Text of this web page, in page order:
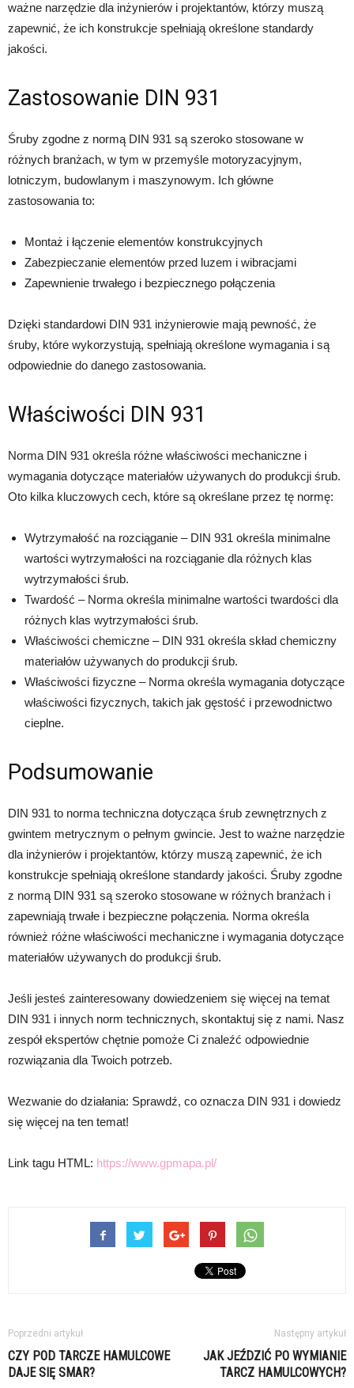
ważne narzędzie dla inżynierów i projektantów, którzy muszą
zapewnić, że ich konstrukcje spełniają określone standardy
jakości.
Zastosowanie DIN 931
Śruby zgodne z normą DIN 931 są szeroko stosowane w
różnych branżach, w tym w przemyśle motoryzacyjnym,
lotniczym, budowlanym i maszynowym. Ich główne
zastosowania to:
Montaż i łączenie elementów konstrukcyjnych
Zabezpieczanie elementów przed luzem i wibracjami
Zapewnienie trwałego i bezpiecznego połączenia
Dzięki standardowi DIN 931 inżynierowie mają pewność, że
śruby, które wykorzystują, spełniają określone wymagania i są
odpowiednie do danego zastosowania.
Właściwości DIN 931
Norma DIN 931 określa różne właściwości mechaniczne i
wymagania dotyczące materiałów używanych do produkcji śrub.
Oto kilka kluczowych cech, które są określane przez tę normę:
Wytrzymałość na rozciąganie – DIN 931 określa minimalne
wartości wytrzymałości na rozciąganie dla różnych klas
wytrzymałości śrub.
Twardość – Norma określa minimalne wartości twardości dla
różnych klas wytrzymałości śrub.
Właściwości chemiczne – DIN 931 określa skład chemiczny
materiałów używanych do produkcji śrub.
Właściwości fizyczne – Norma określa wymagania dotyczące
właściwości fizycznych, takich jak gęstość i przewodnictwo
cieplne.
Podsumowanie
DIN 931 to norma techniczna dotycząca śrub zewnętrznych z
gwintem metrycznym o pełnym gwincie. Jest to ważne narzędzie
dla inżynierów i projektantów, którzy muszą zapewnić, że ich
konstrukcje spełniają określone standardy jakości. Śruby zgodne
z normą DIN 931 są szeroko stosowane w różnych branżach i
zapewniają trwałe i bezpieczne połączenia. Norma określa
również różne właściwości mechaniczne i wymagania dotyczące
materiałów używanych do produkcji śrub.
Jeśli jesteś zainteresowany dowiedzeniem się więcej na temat
DIN 931 i innych norm technicznych, skontaktuj się z nami. Nasz
zespół ekspertów chętnie pomoże Ci znaleźć odpowiednie
rozwiązania dla Twoich potrzeb.
Wezwanie do działania: Sprawdź, co oznacza DIN 931 i dowiedz
się więcej na ten temat!
Link tagu HTML: https://www.gpmapa.pl/
Poprzedni artykuł
CZY POD TARCZE HAMULCOWE
DAJE SIĘ SMAR?
Następny artykuł
JAK JEŹDZIĆ PO WYMIANIE
TARCZ HAMULCOWYCH?